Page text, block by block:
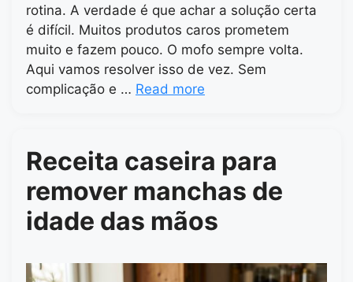
rotina. A verdade é que achar a solução certa
é difícil. Muitos produtos caros prometem
muito e fazem pouco. O mofo sempre volta.
Aqui vamos resolver isso de vez. Sem
complicação e … Read more
Receita caseira para
remover manchas de
idade das mãos